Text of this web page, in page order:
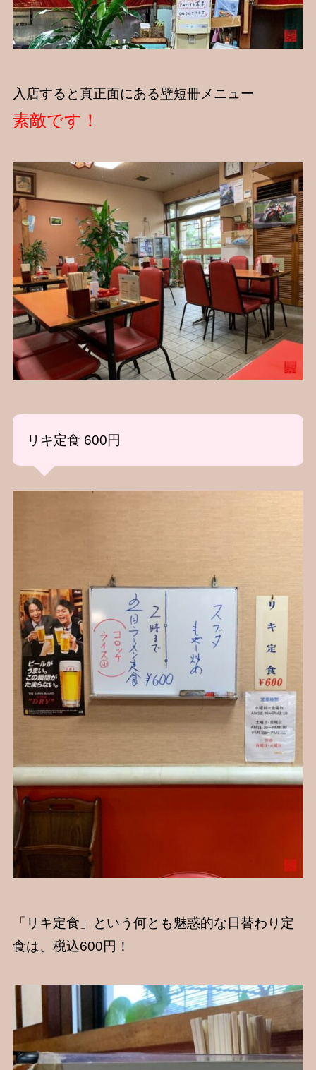
入店すると真正面にある壁短冊メニュー
素敵です！
リキ定食 600円
「リキ定食」という何とも魅惑的な日替わり定
食は、税込600円！